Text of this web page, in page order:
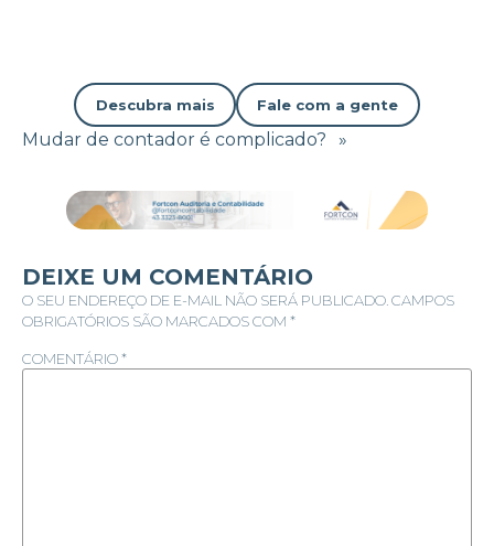
Descubra mais Fale com a gente
Mudar de contador é complicado? »
DEIXE UM COMENTÁRIO
O SEU ENDEREÇO DE E-MAIL NÃO SERÁ PUBLICADO. CAMPOS
OBRIGATÓRIOS SÃO MARCADOS COM *
COMENTÁRIO*